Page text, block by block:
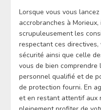
Lorsque vous vous
accrobranches à
scrupuleusement les
respectant ces
sécurité ainsi que celle
vous de bien
personnel qualifié et de
de protection fourni. En
et en restant attentif aux